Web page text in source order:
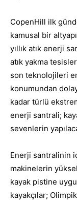
CopenHill ilk
kamusal bir
yıllık atık enerji
atık yakma
son teknolojileri
konumundan
kadar türlü
enerji santrali;
sevenlerin
Enerji santralinin
makinelerin
kayak pistine
kayakçılar;